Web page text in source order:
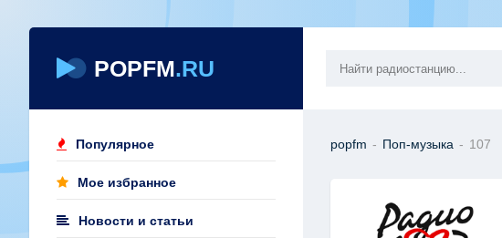
POPFM.RU
Популярное
Мое избранное
Новости и статьи
popfm - Поп-музыка - 107